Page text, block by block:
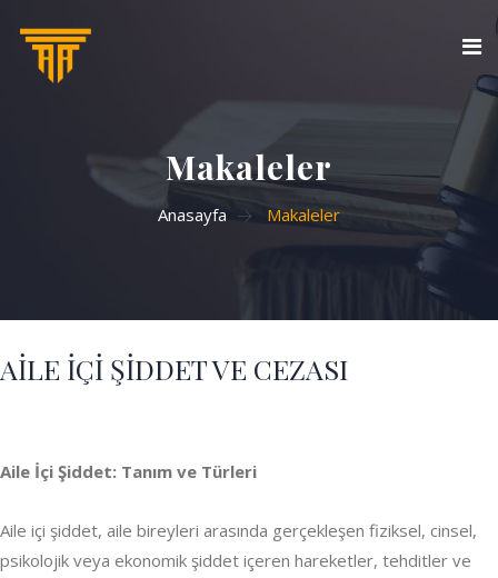
HAKKIMDA Makaleler
Anasayfa Makaleler
AİLE İÇİ ŞİDDET VE CEZASI
Aile İçi Şiddet: Tanım ve Türleri
Aile içi şiddet, aile bireyleri arasında gerçekleşen fiziksel, cinsel,
psikolojik veya ekonomik şiddet içeren hareketler, tehditler ve